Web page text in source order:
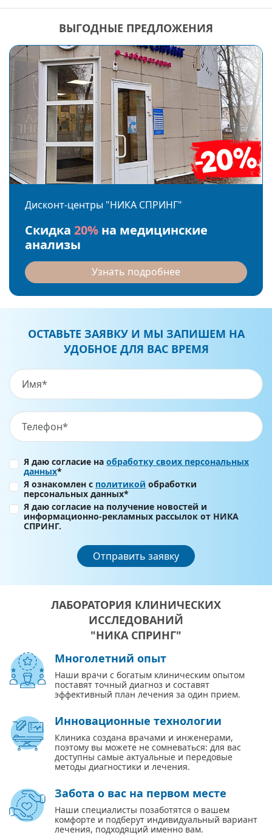
ВЫГОДНЫЕ ПРЕДЛОЖЕНИЯ
Дисконт-центры "НИКА СПРИНГ"
Скидка 20% на медицинские
анализы
Узнать подробнее
ОСТАВЬТЕ ЗАЯВКУ И МЫ ЗАПИШЕМ НА
УДОБНОЕ ДЛЯ ВАС ВРЕМЯ
Я даю согласие на обработку своих персональных
данных*
Я ознакомлен с политикой обработки
персональных данных*
Я даю согласие на получение новостей и
информационно-рекламных рассылок от НИКА
СПРИНГ.
Отправить заявку
ЛАБОРАТОРИЯ КЛИНИЧЕСКИХ
ИССЛЕДОВАНИЙ
"НИКА СПРИНГ"
Многолетний опыт
Наши врачи с богатым клиническим опытом
поставят точный диагноз и составят
эффективный план лечения за один прием.
Инновационные технологии
Клиника создана врачами и инженерами,
поэтому вы можете не сомневаться: для вас
доступны самые актуальные и передовые
методы диагностики и лечения.
Забота о вас на первом месте
Наши специалисты позаботятся о вашем
комфорте и подберут индивидуальный вариант
лечения, подходящий именно вам.